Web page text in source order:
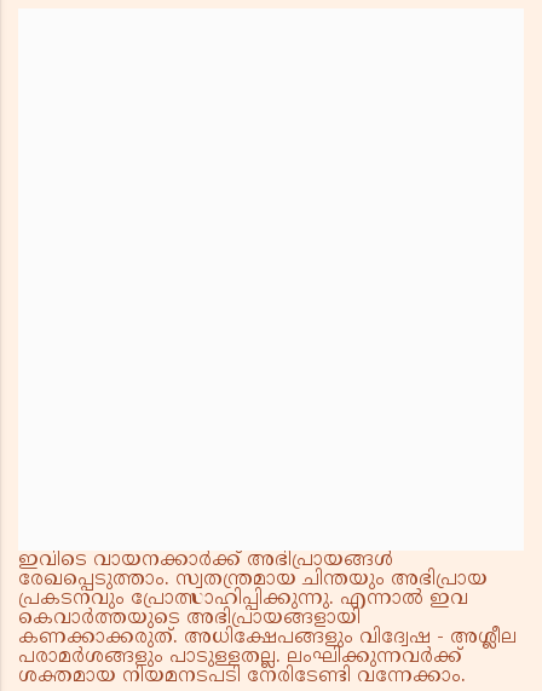
ഇവിടെ വായനക്കാർക്ക് അഭിപ്രായങ്ങൾ
രേഖപ്പെടുത്താം. സ്വതന്ത്രമായ ചിന്തയും അഭിപ്രായ
പ്രകടനവും പ്രോത്സാഹിപ്പിക്കുന്നു. എന്നാൽ ഇവ
കെവാർത്തയുടെ അഭിപ്രായങ്ങളായി
കണക്കാക്കരുത്. അധിക്ഷേപങ്ങളും വിദ്വേഷ - അശ്ലീല
പരാമർശങ്ങളും പാടുള്ളതല്ല. ലംഘിക്കുന്നവർക്ക്
ശക്തമായ നിയമനടപടി നേരിടേണ്ടി വന്നേക്കാം.